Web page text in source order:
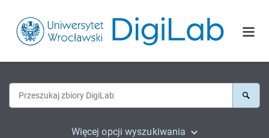
Więcej opcji wyszukiwania